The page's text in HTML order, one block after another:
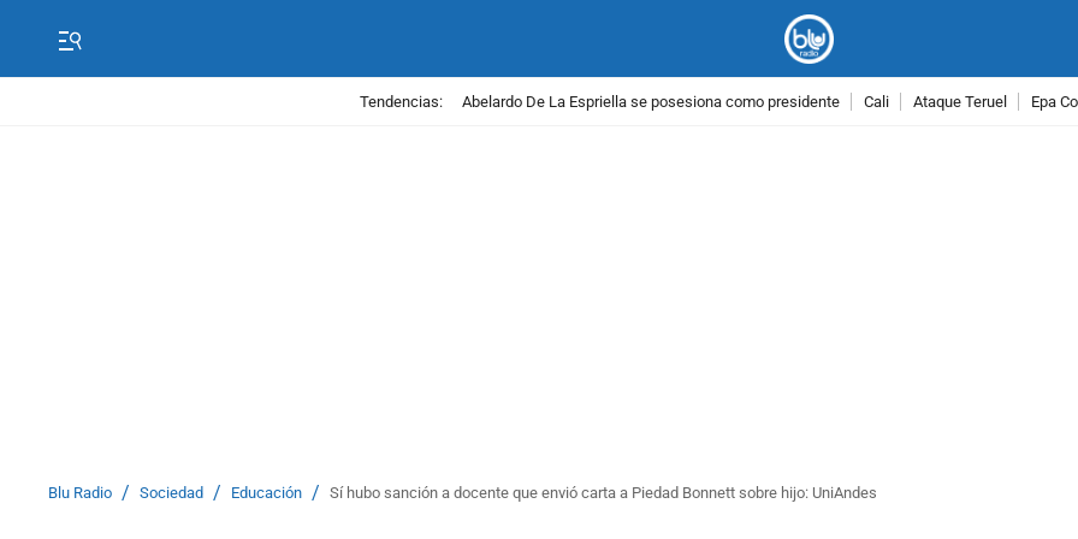
Tendencias: Abelardo De La Espriella se posesiona como presidente Cali Ataque Teruel Epa
Blu Radio / Sociedad / Educación / Sí hubo sanción a docente que envió carta a Piedad Bonnett sobre hijo: UniAndes